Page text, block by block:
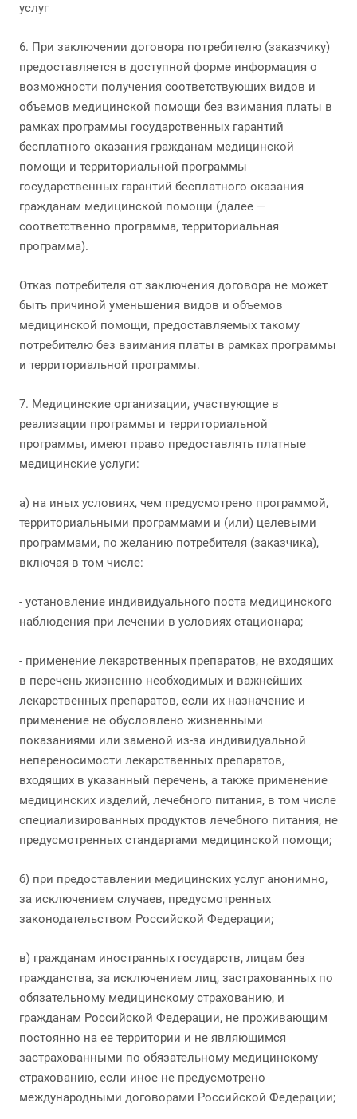
услуг
6. При заключении договора потребителю (заказчику)
предоставляется в доступной форме информация о
возможности получения соответствующих видов и
объемов медицинской помощи без взимания платы в
рамках программы государственных гарантий
бесплатного оказания гражданам медицинской
помощи и территориальной программы
государственных гарантий бесплатного оказания
гражданам медицинской помощи (далее —
соответственно программа, территориальная
программа).
Отказ потребителя от заключения договора не может
быть причиной уменьшения видов и объемов
медицинской помощи, предоставляемых такому
потребителю без взимания платы в рамках программы
и территориальной программы.
7. Медицинские организации, участвующие в
реализации программы и территориальной
программы, имеют право предоставлять платные
медицинские услуги:
а) на иных условиях, чем предусмотрено программой,
территориальными программами и (или) целевыми
программами, по желанию потребителя (заказчика),
включая в том числе:
- установление индивидуального поста медицинского
наблюдения при лечении в условиях стационара;
- применение лекарственных препаратов, не входящих
в перечень жизненно необходимых и важнейших
лекарственных препаратов, если их назначение и
применение не обусловлено жизненными
показаниями или заменой из-за индивидуальной
непереносимости лекарственных препаратов,
входящих в указанный перечень, а также применение
медицинских изделий, лечебного питания, в том числе
специализированных продуктов лечебного питания, не
предусмотренных стандартами медицинской помощи;
б) при предоставлении медицинских услуг анонимно,
за исключением случаев, предусмотренных
законодательством Российской Федерации;
в) гражданам иностранных государств, лицам без
гражданства, за исключением лиц, застрахованных по
обязательному медицинскому страхованию, и
гражданам Российской Федерации, не проживающим
постоянно на ее территории и не являющимся
застрахованными по обязательному медицинскому
страхованию, если иное не предусмотрено
международными договорами Российской Федерации;